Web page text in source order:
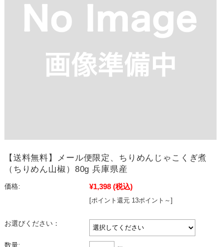
【送料無料】メール便限定、ちりめんじゃこくぎ煮
（ちりめん山椒）80g 兵庫県産
価格: ¥1,398 (税込)
[ポイント還元 13ポイント～]
お選びください：
数量: